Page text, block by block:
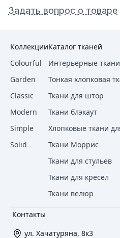
Задать вопрос о товаре
Контакты
ул. Хачатуряна, 8к3
Коллекции
Colourful
Garden
Classic
Modern
Simple
Solid
Каталог тканей
Интерьерные ткани
Ткани для штор
Ткани блэкаут
Ткани Моррис
Ткани для стульев
Ткани для кресел
Ткани велюр